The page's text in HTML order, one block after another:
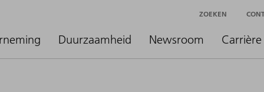
Duurzaamheid Newsroom Carrière
ZOEKEN